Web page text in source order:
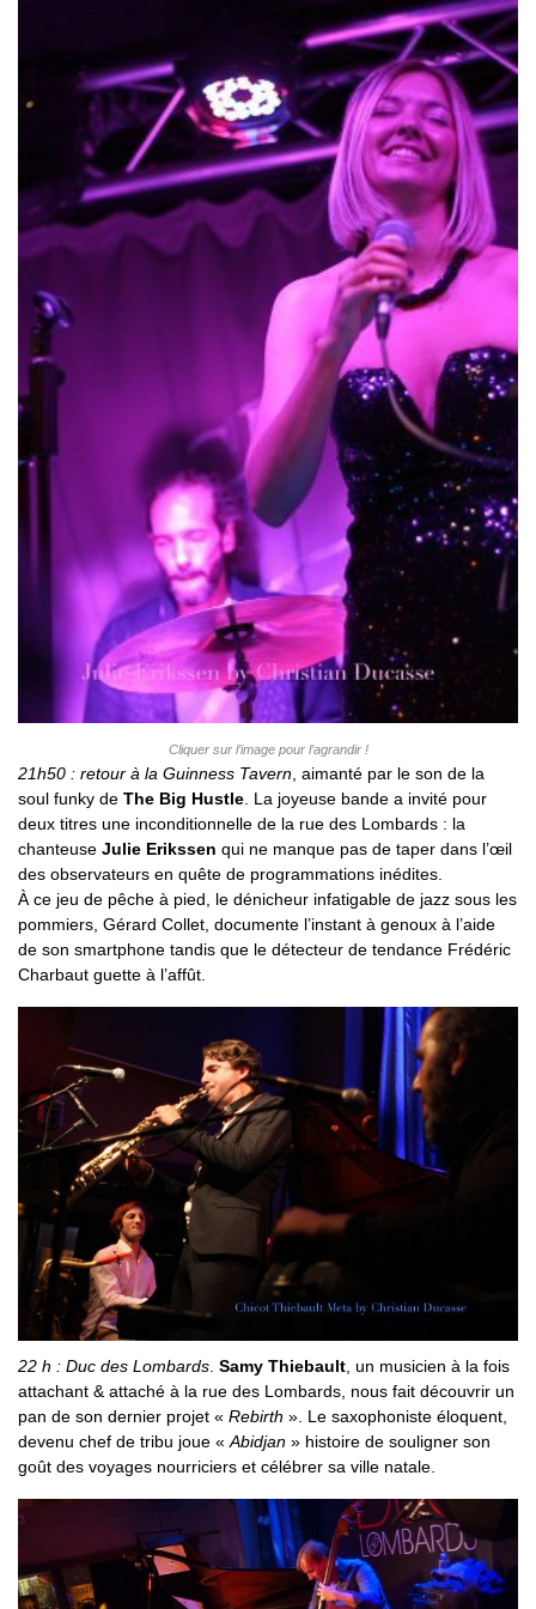
Cliquer sur l’image pour l’agrandir !
21h50 : retour à la Guinness Tavern, aimanté par le son de la
soul funky de The Big Hustle. La joyeuse bande a invité pour
deux titres une inconditionnelle de la rue des Lombards : la
chanteuse Julie Erikssen qui ne manque pas de taper dans l’œil
des observateurs en quête de programmations inédites.
À ce jeu de pêche à pied, le dénicheur infatigable de jazz sous les
pommiers, Gérard Collet, documente l’instant à genoux à l’aide
de son smartphone tandis que le détecteur de tendance Frédéric
Charbaut guette à l’affût.
22 h : Duc des Lombards Samy Thiebault , un musicien à la fois
attachant & attaché à la rue des Lombards, nous fait découvrir un
pan de son dernier projet « Rebirth ». Le saxophoniste éloquent,
devenu chef de tribu joue « Abidjan » histoire de souligner son
goût des voyages nourriciers et célébrer sa ville natale.